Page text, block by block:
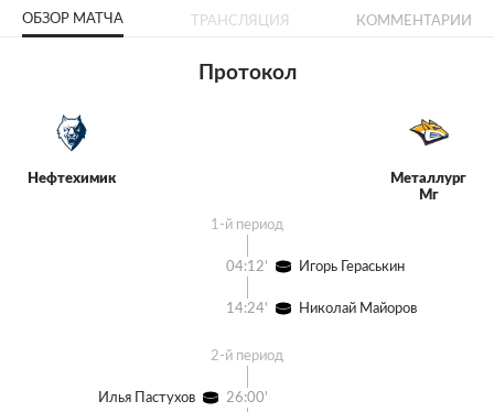
ОБЗОР МАТЧА ТРАНСЛЯЦИЯ КОММЕНТАРИИ
Протокол
Нефтехимик
Металлург
Мг
1-й период
Игорь Гераськин
04:12'
Николай Майоров
14:24'
2-й период
Илья Пастухов 26:00'